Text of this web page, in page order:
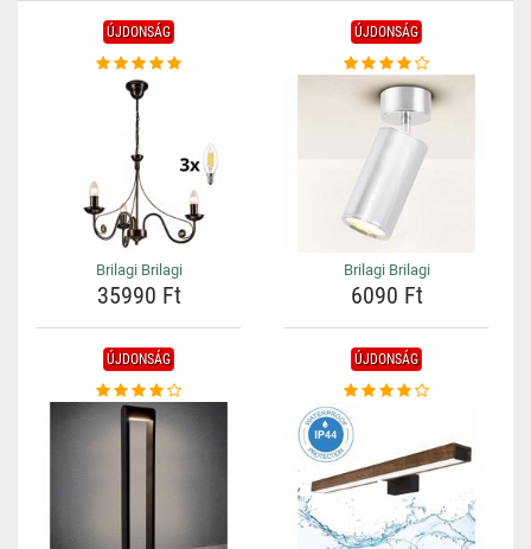
ÚJDONSÁG
Brilagi Brilagi
35990 Ft
ÚJDONSÁG
Brilagi Brilagi
6090 Ft
ÚJDONSÁG ÚJDONSÁG